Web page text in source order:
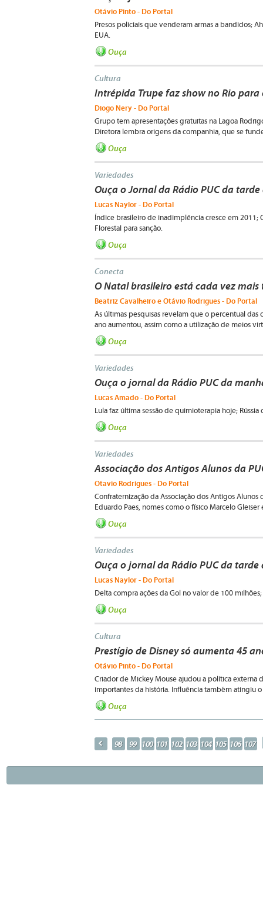
Otávio Pinto - Do Portal
Presos policiais que venderam armas a bandidos;
EUA.
Ouça
Cultura
Intrépida Trupe faz show no Rio para
Diogo Nery - Do Portal
Grupo tem apresentações gratuitas na Lagoa
Diretora lembra origens da companhia, que se
Ouça
Variedades
Ouça o Jornal da Rádio PUC da
Lucas Naylor - Do Portal
Índice brasileiro de inadimplência cresce em 2011;
Florestal para sanção.
Ouça
Conecta
O Natal brasileiro está cada vez
Beatriz Cavalheiro e Otávio Rodrigues - Do Portal
As últimas pesquisas revelam que o percentual
ano aumentou, assim como a utilização de meios
Ouça
Variedades
Ouça o jornal da Rádio PUC da
Lucas Amado - Do Portal
Lula faz última sessão de quimioterapia hoje;
Ouça
Variedades
Associação dos Antigos Alunos da
Otavio Rodrigues - Do Portal
Confraternização da Associação dos Antigos
Eduardo Paes, nomes como o físico Marcelo
Ouça
Variedades
Ouça o jornal da Rádio PUC da
Lucas Naylor - Do Portal
Delta compra ações da Gol no valor de 100
Ouça
Cultura
Prestígio de Disney só aumenta 45
Otávio Pinto - Do Portal
Criador de Mickey Mouse ajudou a política externa
importantes da história. Influência também atingiu
Ouça
p 98 99 100 101 102 103 104 105 106 107